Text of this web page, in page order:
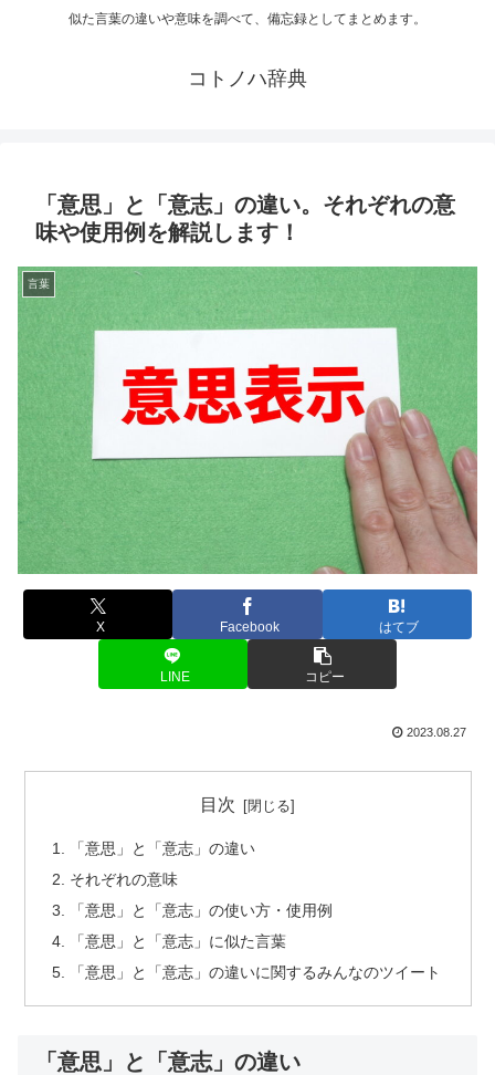
似た言葉の違いや意味を調べて、備忘録としてまとめます。
コトノハ辞典
「意思」と「意志」の違い。それぞれの意
味や使用例を解説します！
言葉
X Facebook はてブ
LINE コピー
2023.08.27
目次
「意思」と「意志」の違い
それぞれの意味
「意思」と「意志」の使い方・使用例
「意思」と「意志」に似た言葉
「意思」と「意志」の違いに関するみんなのツイート
「意思」と「意志」の違い